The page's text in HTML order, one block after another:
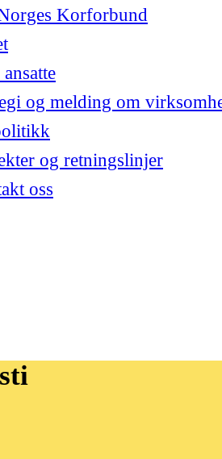
Korforbund
og melding om
og retningslinjer
oss